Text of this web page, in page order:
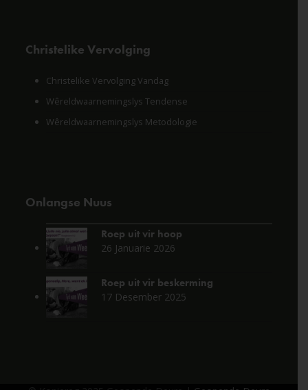
Christelike Vervolging
Christelike Vervolging Vandag
Wêreldwaarnemingslys Tendense
Wêreldwaarnemingslys Metodologie
Onlangse Nuus
Roep uit vir hoop
26 Januarie 2026
Roep uit vir beskerming
17 Desember 2025